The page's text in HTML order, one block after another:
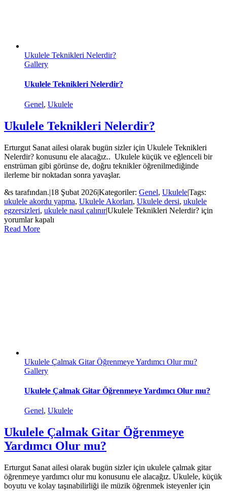
Ukulele Teknikleri Nelerdir?
Gallery
Ukulele Teknikleri Nelerdir?
Genel, Ukulele
Ukulele Teknikleri Nelerdir?
Erturgut Sanat ailesi olarak bugün sizler için Ukulele Teknikleri
Nelerdir? konusunu ele alacağız.. Ukulele küçük ve eğlenceli bir
enstrüman gibi görünse de, doğru teknikler öğrenilmediğinde
ilerleme bir noktadan sonra yavaşlar.
&s tarafından.|18 Şubat 2026|Kategoriler: Genel, Ukulele|Tags:
ukulele akordu yapma, Ukulele Akorları, Ukulele dersi, ukulele
egzersizleri, ukulele nasıl çalınır|Ukulele Teknikleri Nelerdir? için
yorumlar kapalı
Read More
Ukulele Çalmak Gitar Öğrenmeye Yardımcı Olur mu?
Gallery
Ukulele Çalmak Gitar Öğrenmeye Yardımcı Olur mu?
Genel, Ukulele
Ukulele Çalmak Gitar Öğrenmeye
Yardımcı Olur mu?
Erturgut Sanat ailesi olarak bugün sizler için ukulele çalmak gitar
öğrenmeye yardımcı olur mu konusunu ele alacağız. Ukulele, küçük
boyutu ve kolay taşınabilirliği ile müzik öğrenmek isteyenler için